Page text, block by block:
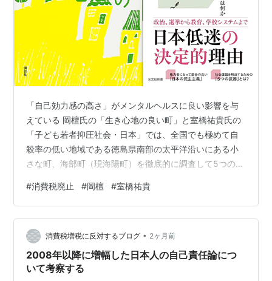
「自己効力感の高さ」がメンタルヘルスに良い影響を与
えている 岡檀氏の「生き心地の良い町」と室橋祐貴氏の
「子ども若者抑圧社会・日本」では、全国でも極めて自
殺率の低い地域である徳島県南部の太平洋沿いにある小
さな町、海部町（現海陽町）を徹底的に調査して5つの自
のが「自己効力感（自分は社会に何らかの影響を与えら
れるという感覚）が強く、主体的に社会活動に関わるこ
と」である。日本財団が2019年9～10月に9ヵ国の18歳
を対象に実施した調査によれば、「自分の行動で、国や
社会を変えられると思う」と答えた割合はインドが
83.4％、インドネシアが68.2％、ア…
#消費税廃止 #岡檀 #室橋祐貴
消費税増税に反対するブログ • 2ヶ月前
2008年以降に増幅した日本人の自己責任論につ
いて考察する